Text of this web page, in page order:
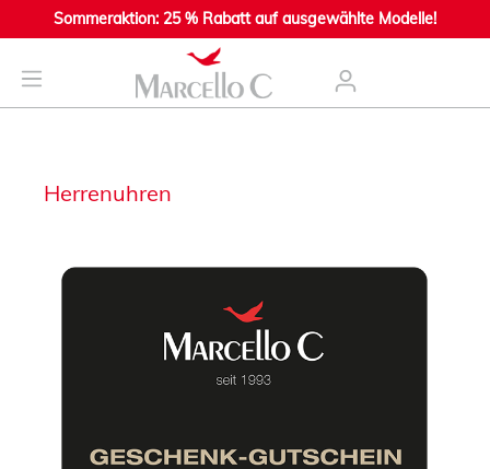
springen
Sommeraktion: 25 % Rabatt auf ausgewählte Modelle!
Herrenuhren